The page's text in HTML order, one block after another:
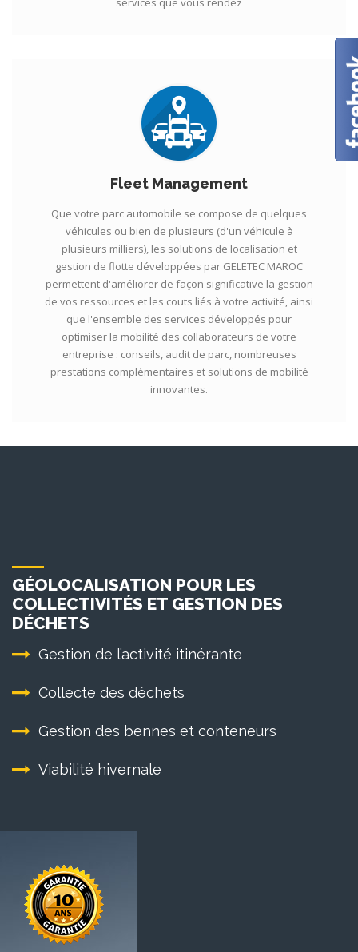
Fleet Management
Que votre parc automobile se compose de quelques
véhicules ou bien de plusieurs (d'un véhicule à
plusieurs milliers), les solutions de localisation et
gestion de flotte développées par GELETEC MAROC
permettent d'améliorer de façon significative la gestion
de vos ressources et les couts liés à votre activité, ainsi
que l'ensemble des services développés pour
optimiser la mobilité des collaborateurs de votre
entreprise : conseils, audit de parc, nombreuses
prestations complémentaires et solutions de mobilité
innovantes.
GÉOLOCALISATION POUR LES
COLLECTIVITÉS ET GESTION DES
DÉCHETS
Gestion de l’activité itinérante
Collecte des déchets
Gestion des bennes et conteneurs
Viabilité hivernale